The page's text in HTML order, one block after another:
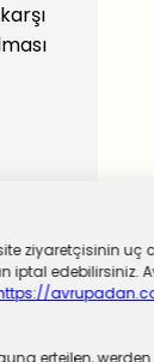
ziyaretçisinin
iptal edebilirsiniz.
erteilen,